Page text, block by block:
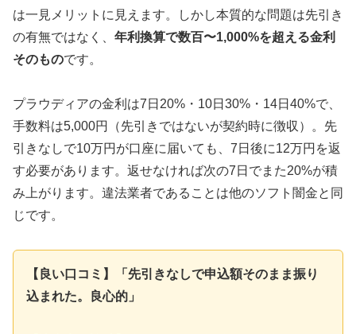
は一見メリットに見えます。しかし本質的な問題は先引き
の有無ではなく、 年利換算で数百〜1,000%を超える金利
そのものです。
プラウディアの金利は7日20%・10日30%・14日40%で、
手数料は5,000円（先引きではないが契約時に徴収）。先
引きなしで10万円が口座に届いても、7日後に12万円を返
す必要があります。返せなければ次の7日でまた20%が積
み上がります。違法業者であることは他のソフト闇金と同
じです。
【良い口コミ】「先引きなしで申込額そのまま振り
込まれた。良心的」